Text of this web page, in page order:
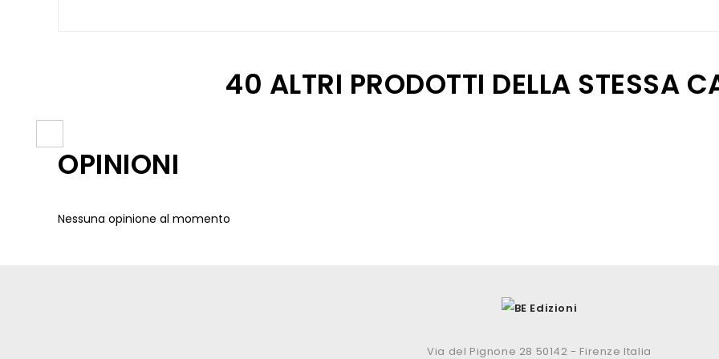
40 ALTRI PRODOTTI DELLA STESSA
OPINIONI
Nessuna opinione al momento
Via del Pignone 28 50142 - Firenze Italia